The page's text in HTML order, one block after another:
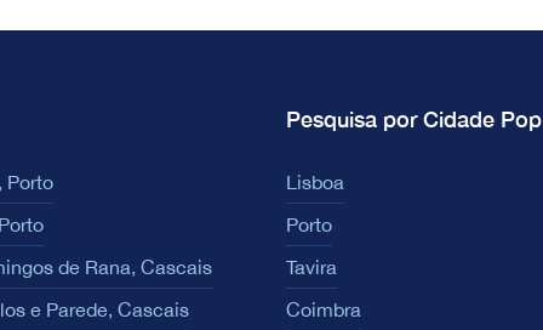
Porto
de Rana, Cascais
e Parede, Cascais
Pesquisa por Cidade
Lisboa
Porto
Tavira
Coimbra